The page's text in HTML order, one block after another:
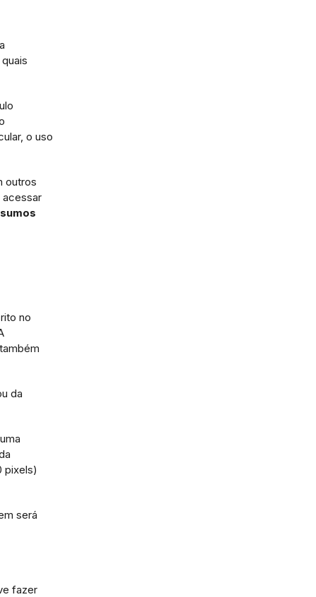
o uso
outros
acessar
no
da
pixels)
será
fazer